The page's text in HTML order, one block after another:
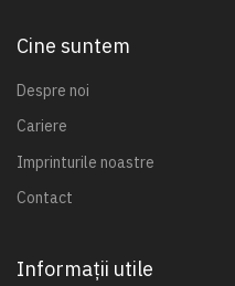
Cine suntem
Despre noi
Cariere
Imprinturile noastre
Contact
Informații utile